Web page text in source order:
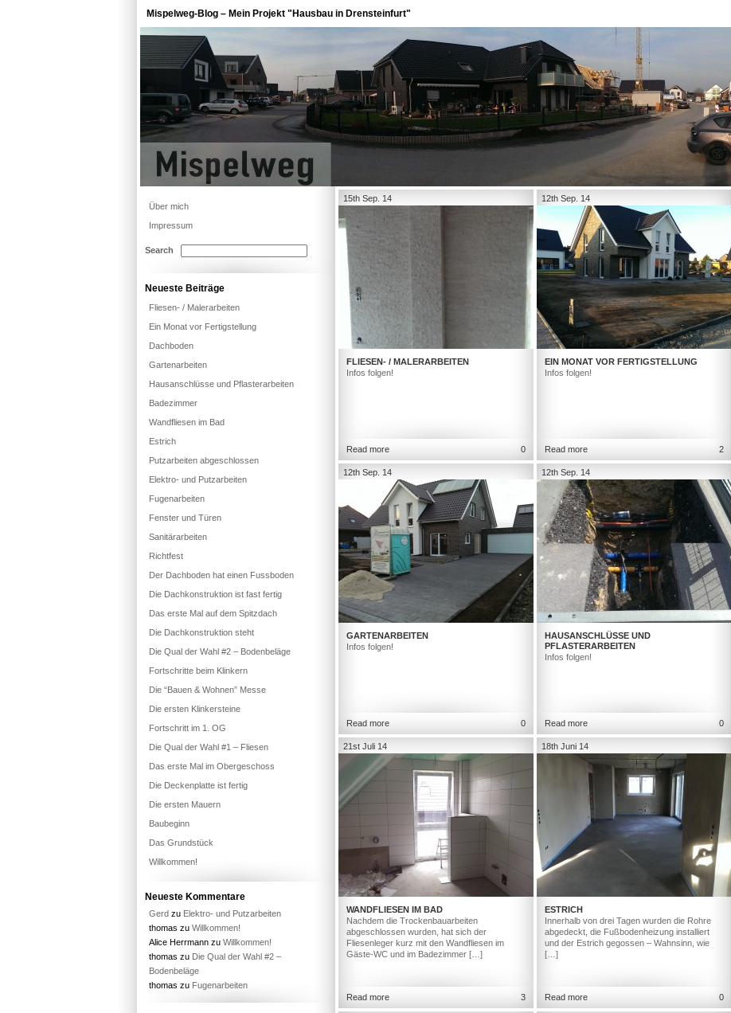
Mispelweg-Blog – Mein Projekt "Hausbau in Drensteinfurt"
15th Sep. 14
FLIESEN- / MALERARBEITEN
Infos folgen!
Read more 0
12th Sep. 14
EIN MONAT VOR FERTIGSTELLUNG
Infos folgen!
Read more 2
12th Sep. 14
GARTENARBEITEN
Infos folgen!
Read more 0
12th Sep. 14
HAUSANSCHLÜSSE UND
PFLASTERARBEITEN
Infos folgen!
Read more 0
21st Juli 14
WANDFLIESEN IM BAD
Nachdem die Trockenbauarbeiten
abgeschlossen wurden, hat sich der
Fliesenleger kurz mit den Wandfliesen im
Gäste-WC und im Badezimmer […]
Read more 3
18th Juni 14
ESTRICH
Innerhalb von drei Tagen wurden die Rohre
abgedeckt, die Fußbodenheizung installiert
und der Estrich gegossen – Wahnsinn, wie
[…]
Read more 0
Über mich
Impressum
Search
Neueste Beiträge
Fliesen- / Malerarbeiten
Ein Monat vor Fertigstellung
Dachboden
Gartenarbeiten
Hausanschlüsse und Pflasterarbeiten
Badezimmer
Wandfliesen im Bad
Estrich
Putzarbeiten abgeschlossen
Elektro- und Putzarbeiten
Fugenarbeiten
Fenster und Türen
Sanitärarbeiten
Richtfest
Der Dachboden hat einen Fussboden
Die Dachkonstruktion ist fast fertig
Das erste Mal auf dem Spitzdach
Die Dachkonstruktion steht
Die Qual der Wahl #2 – Bodenbeläge
Fortschritte beim Klinkern
Die “Bauen & Wohnen” Messe
Die ersten Klinkersteine
Fortschritt im 1. OG
Die Qual der Wahl #1 – Fliesen
Das erste Mal im Obergeschoss
Die Deckenplatte ist fertig
Die ersten Mauern
Baubeginn
Das Grundstück
Willkommen!
Neueste Kommentare
Gerd zu Elektro- und Putzarbeiten
thomas zu Willkommen!
Alice Herrmann zu Willkommen!
thomas zu Die Qual der Wahl #2 –
Bodenbeläge
thomas zu Fugenarbeiten